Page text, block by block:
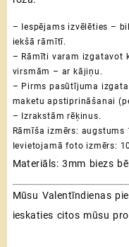
– Iespējams izvēlēties –
iekšā rāmītī.
– Rāmīti varam izgatavot
virsmām – ar kājiņu.
– Pirms pasūtījuma
maketu apstiprināšanai
– Izrakstām rēķinus.
Rāmīša izmērs: augstums
Ievietojamā foto izmērs:
Materiāls: 3mm biezs
Mūsu Valentīndienas
ieskaties citos mūsu